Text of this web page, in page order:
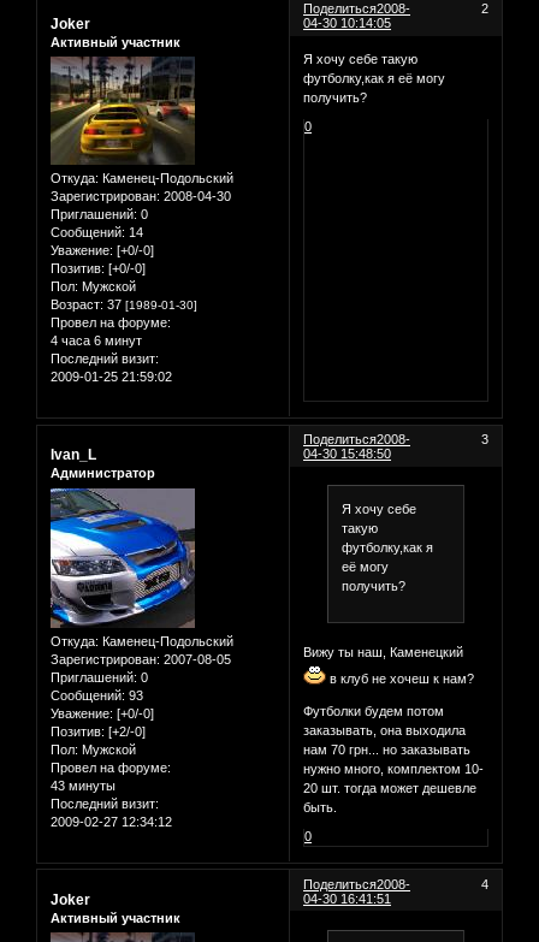
Поделиться 2
2008-
04-30 10:14:05
Joker
Активный участник
Откуда: Каменец-Подольский
Зарегистрирован: 2008-04-30
Приглашений: 0
Сообщений: 14
Уважение: [+0/-0]
Позитив: [+0/-0]
Пол: Мужской
Возраст: 37 [1989-01-30]
Провел на форуме:
4 часа 6 минут
Последний визит:
2009-01-25 21:59:02
Я хочу себе такую
футболку,как я её могу
получить?
0
Поделиться 3
2008-
04-30 15:48:50
Ivan_L
Администратор
Откуда: Каменец-Подольский
Зарегистрирован: 2007-08-05
Приглашений: 0
Сообщений: 93
Уважение: [+0/-0]
Позитив: [+2/-0]
Пол: Мужской
Провел на форуме:
43 минуты
Последний визит:
2009-02-27 12:34:12
Я хочу себе
такую
футболку,как я
её могу
получить?
Вижу ты наш, Каменецкий
в клуб не хочеш к нам?
Футболки будем потом
заказывать, она выходила
нам 70 грн... но заказывать
нужно много, комплектом 10-
20 шт. тогда может дешевле
быть.
0
Поделиться 4
2008-
04-30 16:41:51
Joker
Активный участник